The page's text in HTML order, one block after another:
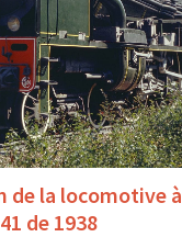
de la locomotive à
de 1938